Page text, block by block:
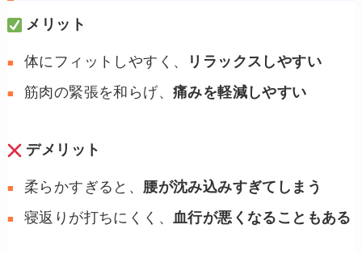
メリット
体にフィットしやすく、
リラックスしやすい
筋肉の緊張を和らげ、 痛みを軽減しやすい
デメリット
柔らかすぎると、 腰が沈み込みすぎてしまう
寝返りが打ちにくく、 血行が悪くなることもある